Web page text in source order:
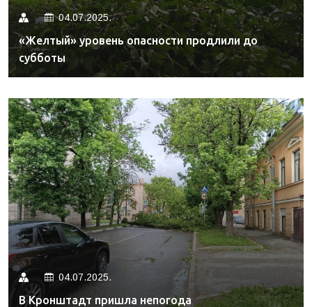
04.07.2025.
«Желтый» уровень опасности продлили до
субботы
04.07.2025.
В Кронштадт пришла непогода